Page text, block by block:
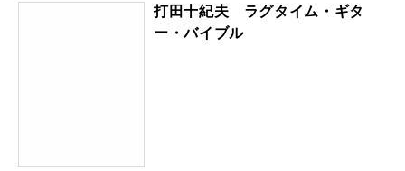
打田十紀夫 ラグタイム・ギタ
ー・バイブル